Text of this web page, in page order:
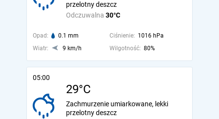
Odczuwalna 30°C
przelotny deszcz
Opad: 0.1 mm Ciśnienie: 1016 hPa
Wiatr:
9 km/h Wilgotność: 80%
05:00
29°C
Zachmurzenie umiarkowane, lekki
przelotny deszcz